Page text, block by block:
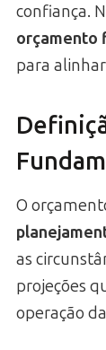
confiança.
orçamento
para
O
as
projeções
operação